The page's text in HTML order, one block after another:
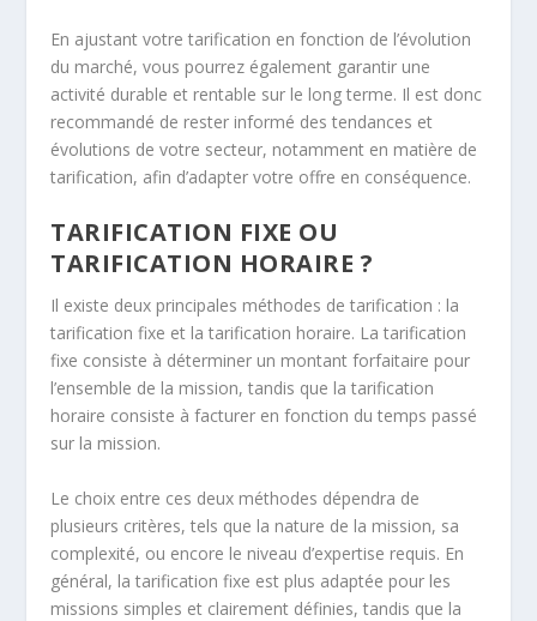
En ajustant votre tarification en fonction de l’évolution
du marché, vous pourrez également garantir une
activité durable et rentable sur le long terme. Il est donc
recommandé de rester informé des tendances et
évolutions de votre secteur, notamment en matière de
tarification, afin d’adapter votre offre en conséquence.
TARIFICATION FIXE OU
TARIFICATION HORAIRE ?
Il existe deux principales méthodes de tarification : la
tarification fixe et la tarification horaire. La tarification
fixe consiste à déterminer un montant forfaitaire pour
l’ensemble de la mission, tandis que la tarification
horaire consiste à facturer en fonction du temps passé
sur la mission.
Le choix entre ces deux méthodes dépendra de
plusieurs critères, tels que la nature de la mission, sa
complexité, ou encore le niveau d’expertise requis. En
général, la tarification fixe est plus adaptée pour les
missions simples et clairement définies, tandis que la